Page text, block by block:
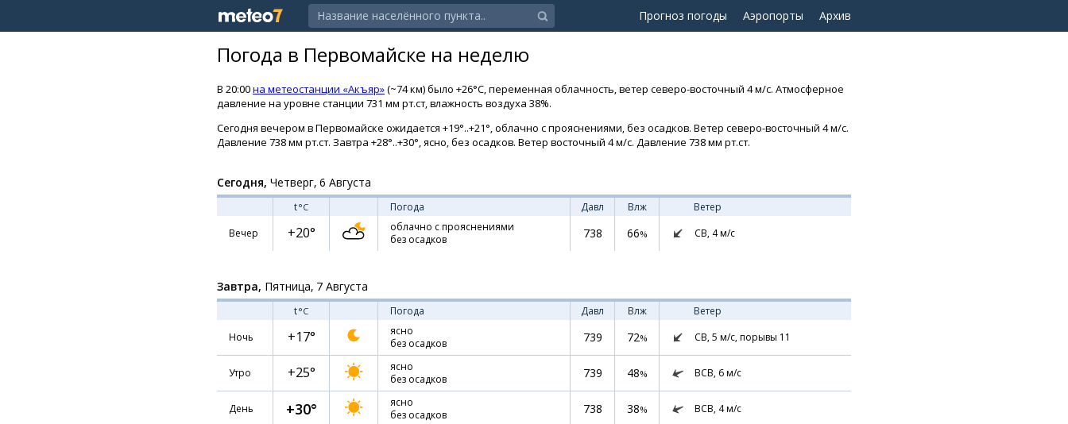
Прогноз погоды Аэропорты Архив
Погода в Первомайске на неделю
В 20:00на метеостанции «Акъяр»(~74 км) было +26°C, переменная облачность, ветер северо-восточный 4 м/с. Атмосферное
давление на уровне станции 731 мм рт.ст, влажность воздуха 38%.
Сегодня вечером в Первомайске ожидается +19°..+21°, облачно с прояснениями, без осадков. Ветер северо-восточный 4 м/с.
Давление 738 мм рт.ст. Завтра +28°..+30°, ясно, без осадков. Ветер восточный 4 м/с. Давление 738 мм рт.ст.
Сегодня, Четверг, 6 Августа
t°C Погода Давл Влж
Ветер
Вечер
+20°
облачно с прояснениями
без осадков
738 66% СВ, 4м/с
Завтра, Пятница, 7 Августа
t°C Погода Давл Влж
Ветер
Ночь
+17°
ясно
без осадков
739 72% СВ, 5 м/с, порывы 11
Утро +25°
ясно
без осадков
739 48% ВСВ, 6м/с
День +30°
ясно
без осадков
738 38% ВСВ, 4м/с